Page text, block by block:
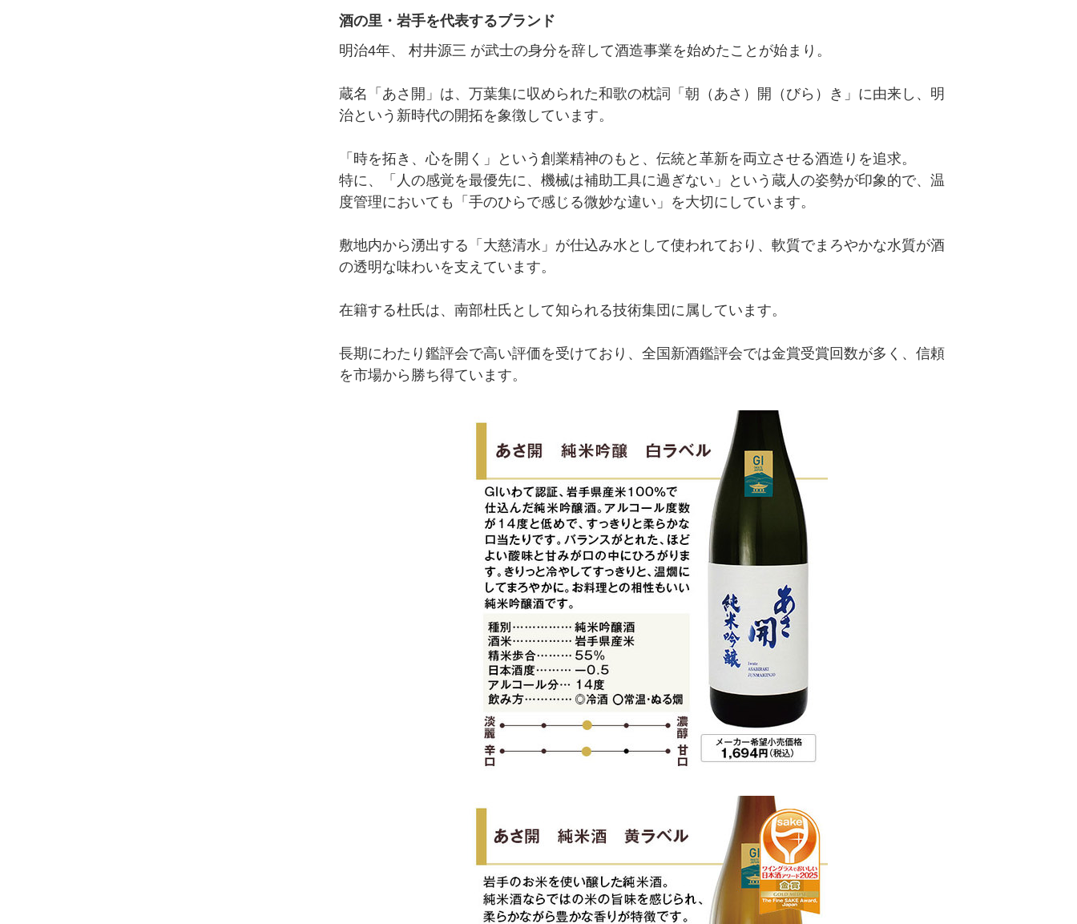
酒の里・岩手を代表するブランド
明治4年、 村井源三 が武士の身分を辞して酒造事業を始めたことが始まり。
蔵名「あさ開」は、万葉集に収められた和歌の枕詞「朝（あさ）開（びら）き」に由来し、明
治という新時代の開拓を象徴しています。
「時を拓き、心を開く」という創業精神のもと、伝統と革新を両立させる酒造りを追求。
特に、「人の感覚を最優先に、機械は補助工具に過ぎない」という蔵人の姿勢が印象的で、温
度管理においても「手のひらで感じる微妙な違い」を大切にしています。
敷地内から湧出する「大慈清水」が仕込み水として使われており、軟質でまろやかな水質が酒
の透明な味わいを支えています。
在籍する杜氏は、南部杜氏として知られる技術集団に属しています。
長期にわたり鑑評会で高い評価を受けており、全国新酒鑑評会では金賞受賞回数が多く、信頼
を市場から勝ち得ています。